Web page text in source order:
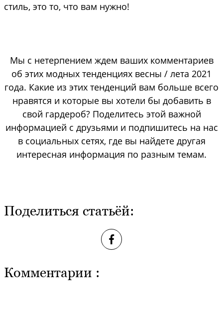
стиль, это то, что вам нужно!
Мы с нетерпением ждем ваших комментариев
об этих модных тенденциях весны / лета 2021
года. Какие из этих тенденций вам больше всего
нравятся и которые вы хотели бы добавить в
свой гардероб? Поделитесь этой важной
информацией с друзьями и подпишитесь на нас
в социальных сетях, где вы найдете другая
интересная информация по разным темам.
Поделиться статьёй:
Комментарии :